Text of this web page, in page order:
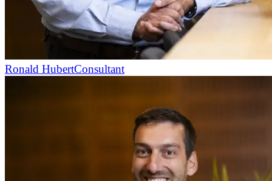
Ronald HubertConsultant